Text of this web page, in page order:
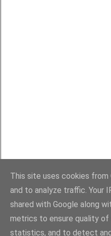
This site uses cookies
and to analyze traffic. Your
shared with Google along
metrics to ensure quality of
statistics, and to detect